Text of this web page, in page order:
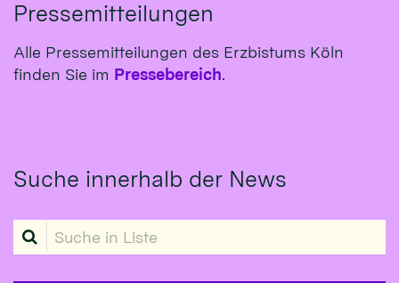
Pressemitteilungen
Alle Pressemitteilungen des Erzbistums Köln
finden Sie im Pressebereich.
Suche innerhalb der News
Suche in Liste